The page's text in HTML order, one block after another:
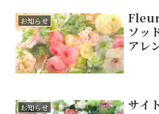
お知らせ
ソッ
アレ
お知らせ サイ